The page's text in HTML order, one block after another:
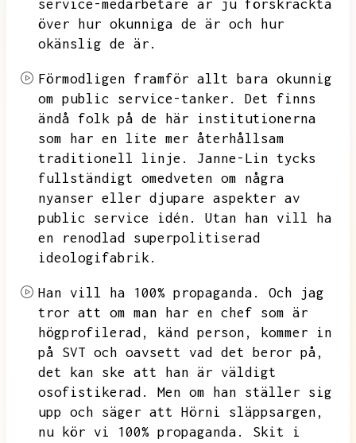
service-medarbetare är ju förskräckta
över hur okunniga de är och hur
okänslig de är.
Förmodligen framför allt bara okunnig
om public service-tanker.
Det finns
ändå folk på de här institutionerna
som har en lite mer återhållsam
traditionell linje.
Janne-Lin tycks
fullständigt omedveten om några
nyanser eller djupare aspekter av
public service idén.
Utan han vill ha
en renodlad superpolitiserad
ideologifabrik.
Han vill ha 100% propaganda.
Och jag
tror att om man har en chef som är
högprofilerad,
känd person,
kommer in
på SVT och oavsett vad det beror på,
det kan ske att han är väldigt
osofistikerad.
Men om han ställer sig
upp och säger att Hörni släppsargen,
nu kör vi 100% propaganda.
Skit i